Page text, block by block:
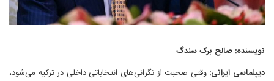
نویسنده: صالح برک سندگ
دیپلماسی ایرانی: وقتی صحبت از نگرانی‌های انتخاباتی داخلی در ترکیه می‌شود،